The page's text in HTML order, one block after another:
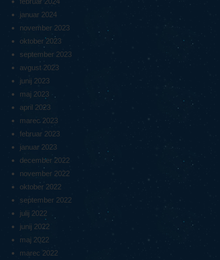
januar 2024
november 2023
oktober 2023
september 2023
avgust 2023
junij 2023
maj 2023
april 2023
marec 2023
februar 2023
januar 2023
december 2022
november 2022
oktober 2022
september 2022
julij 2022
junij 2022
maj 2022
marec 2022